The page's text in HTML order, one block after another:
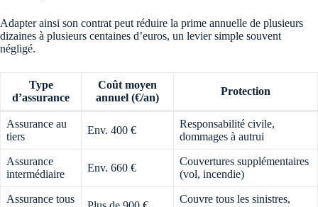
Adapter ainsi son contrat peut réduire la prime annuelle de plusieurs
dizaines à plusieurs centaines d’euros, un levier simple souvent
négligé.
Type
d’assurance
Coût moyen
annuel (€/an)
Protection
Assurance au
tiers
Env. 400 €
Responsabilité civile,
dommages à autrui
Assurance
intermédiaire
Env. 660 €
Couvertures supplémentaires
(vol, incendie)
Assurance tous
Couvre tous les sinistres,